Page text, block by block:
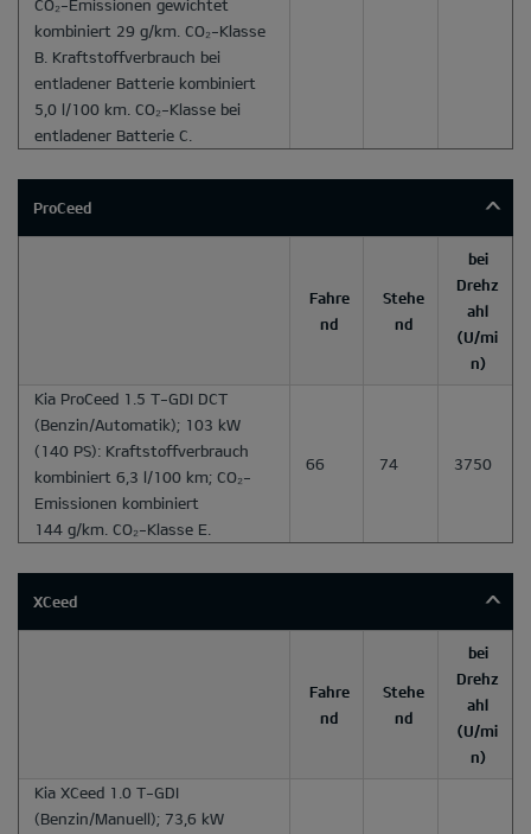
CO₂-Emissionen gewichtet
kombiniert 29 g/km. CO₂-Klasse
B. Kraftstoffverbrauch bei
entladener Batterie kombiniert
5,0 l/100 km. CO₂-Klasse bei
entladener Batterie C.
ProCeed
Fahre
nd
Stehe
nd
bei
Drehz
ahl
(U/mi
n)
Kia ProCeed 1.5 T-GDI DCT
(Benzin/Automatik); 103 kW
(140 PS): Kraftstoffverbrauch
kombiniert 6,3 l/100 km; CO₂-
Emissionen kombiniert
144 g/km. CO₂-Klasse E.
66 74 3750
XCeed
Fahre
nd
Stehe
nd
bei
Drehz
ahl
(U/mi
n)
Kia XCeed 1.0 T-GDI
(Benzin/Manuell); 73,6 kW